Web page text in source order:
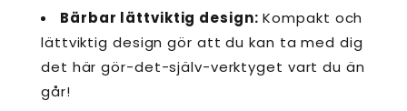
Bärbar lättviktig design: Kompakt och
lättviktig design gör att du kan ta med dig
det här gör-det-själv-verktyget vart du än
går!